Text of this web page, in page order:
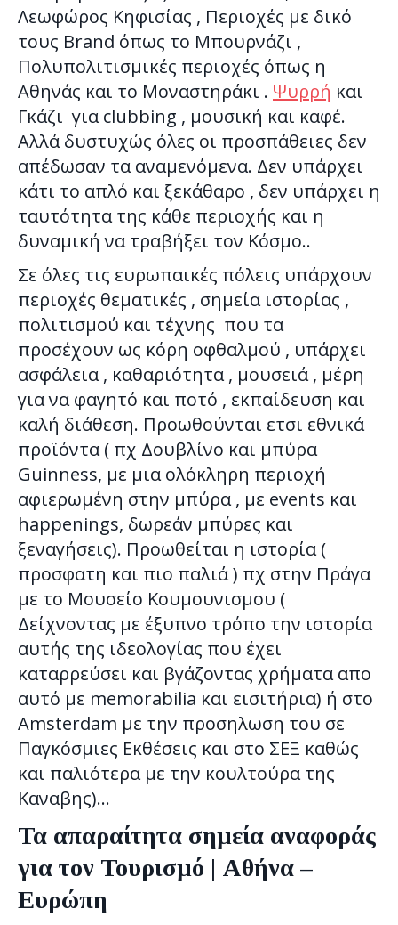
Λεωφώρος Κηφισίας , Περιοχές με δικό
τους Brand όπως το Μπουρνάζι ,
Πολυπολιτισμικές περιοχές όπως η
Αθηνάς και το Μοναστηράκι . Ψυρρή και
Γκάζι για clubbing , μουσική και καφέ.
Αλλά δυστυχώς όλες οι προσπάθειες δεν
απέδωσαν τα αναμενόμενα. Δεν υπάρχει
κάτι το απλό και ξεκάθαρο , δεν υπάρχει η
ταυτότητα της κάθε περιοχής και η
δυναμική να τραβήξει τον Κόσμο..
Σε όλες τις ευρωπαικές πόλεις υπάρχουν
περιοχές θεματικές , σημεία ιστορίας ,
πολιτισμού και τέχνης που τα
προσέχουν ως κόρη οφθαλμού , υπάρχει
ασφάλεια , καθαριότητα , μουσειά , μέρη
για να φαγητό και ποτό , εκπαίδευση και
καλή διάθεση. Προωθούνται ετσι εθνικά
προϊόντα ( πχ Δουβλίνο και μπύρα
Guinness, με μια ολόκληρη περιοχή
αφιερωμένη στην μπύρα , με events και
happenings, δωρεάν μπύρες και
ξεναγήσεις). Προωθείται η ιστορία (
προσφατη και πιο παλιά ) πχ στην Πράγα
με το Μουσείο Κουμουνισμου (
Δείχνοντας με έξυπνο τρόπο την ιστορία
αυτής της ιδεολογίας που έχει
καταρρεύσει και βγάζοντας χρήματα απο
αυτό με memorabilia και εισιτήρια) ή στο
Amsterdam με την προσηλωση του σε
Παγκόσμιες Εκθέσεις και στο ΣΕΞ καθώς
και παλιότερα με την κουλτούρα της
Καναβης)…
Τα απαραίτητα σημεία αναφοράς
για τον Τουρισμό | Αθήνα –
Ευρώπη